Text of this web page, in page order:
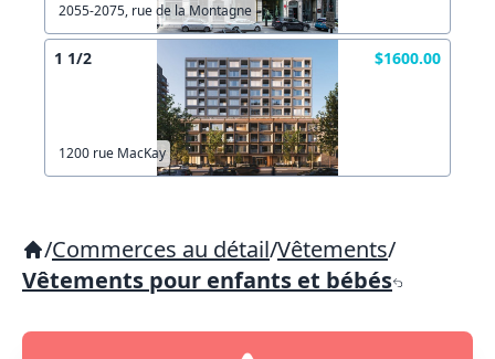
2055-2075, rue de la Montagne
1 1/2 $1600.00
1200 rue MacKay
/Commerces au détail/Vêtements/
Vêtements pour enfants et bébés